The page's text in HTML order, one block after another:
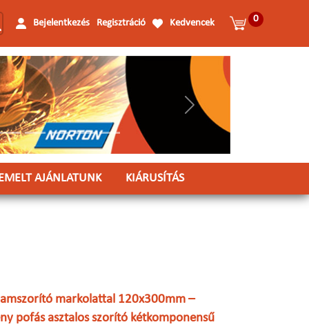
Bejelentkezés Regisztráció Kedvencek 0
Következő
AJÁNLATUNK KIÁRUSÍTÁS
markolattal 120x300mm –
pofás asztalos szorító kétkomponensű